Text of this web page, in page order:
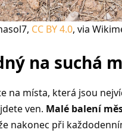
CC BY 4.0, via
na suchá
na místa, která jsou
ven. Malé balení
nakonec při